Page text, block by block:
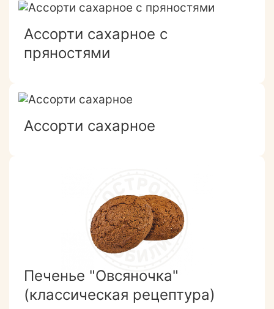
Ассорти сахарное с
пряностями
Ассорти сахарное
Печенье "Овсяночка"
(классическая рецептура)